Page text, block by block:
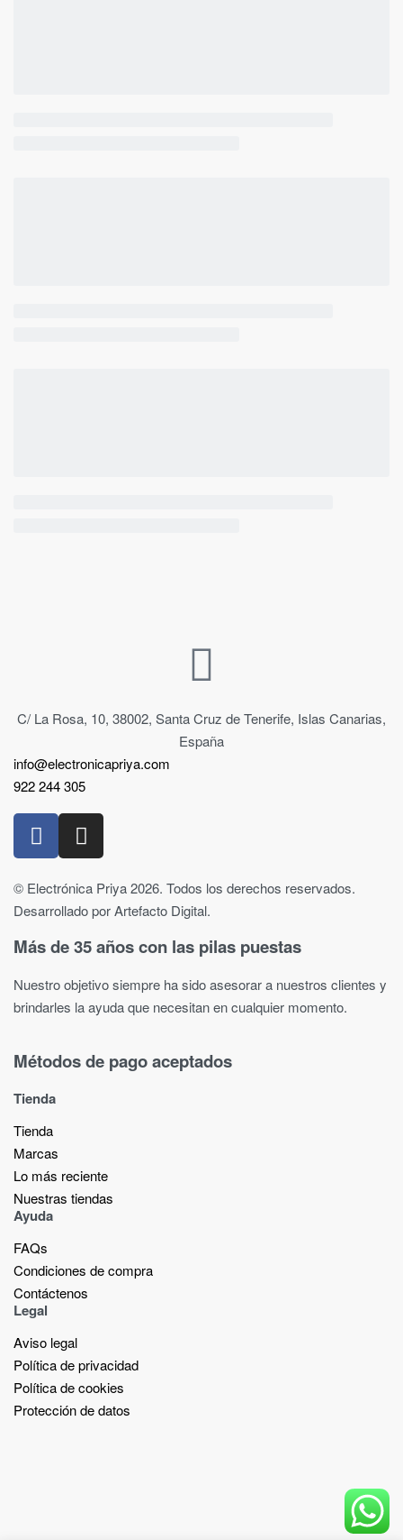
C/ La Rosa, 10, 38002, Santa Cruz de Tenerife, Islas Canarias,
España
info@electronicapriya.com
922 244 305
© Electrónica Priya 2026. Todos los derechos reservados.
Desarrollado por Artefacto Digital.
Más de 35 años con las pilas puestas
Nuestro objetivo siempre ha sido asesorar a nuestros clientes y
brindarles la ayuda que necesitan en cualquier momento.
Métodos de pago aceptados
Tienda
Tienda
Marcas
Lo más reciente​
Nuestras tiendas​
Ayuda
FAQs
Condiciones de compra
Contáctenos
Legal
Aviso legal
Política de privacidad
Política de cookies
Protección de datos